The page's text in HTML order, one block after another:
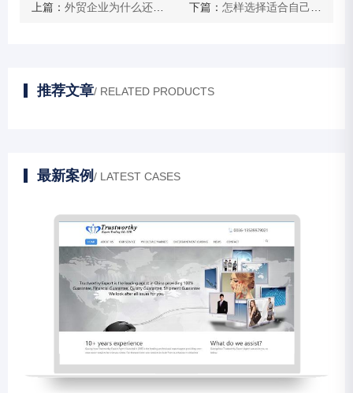
上篇： 外贸企业为什么还要建立独立站？ 下篇： 怎样选择适合自己的域名
推荐文章/ RELATED PRODUCTS
最新案例/ LATEST CASES